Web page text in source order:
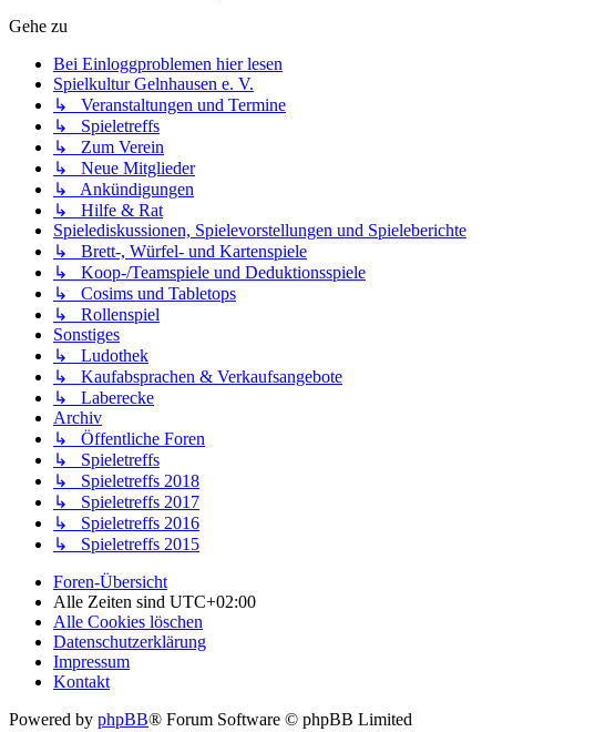
Gehe zu
Bei Einloggproblemen hier lesen
Spielkultur Gelnhausen e. V.
↳ Veranstaltungen und Termine
↳ Spieletreffs
↳ Zum Verein
↳ Neue Mitglieder
↳ Ankündigungen
↳ Hilfe & Rat
Spielediskussionen, Spielevorstellungen und Spieleberichte
↳ Brett-, Würfel- und Kartenspiele
↳ Koop-/Teamspiele und Deduktionsspiele
↳ Cosims und Tabletops
↳ Rollenspiel
Sonstiges
↳ Ludothek
↳ Kaufabsprachen & Verkaufsangebote
↳ Laberecke
Archiv
↳ Öffentliche Foren
↳ Spieletreffs
↳ Spieletreffs 2018
↳ Spieletreffs 2017
↳ Spieletreffs 2016
↳ Spieletreffs 2015
Foren-Übersicht
Alle Zeiten sind UTC+02:00
Alle Cookies löschen
Datenschutzerklärung
Impressum
Kontakt
Powered by phpBB® Forum Software © phpBB Limited